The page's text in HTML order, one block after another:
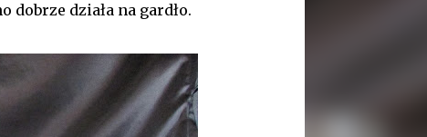
działa na gardło.